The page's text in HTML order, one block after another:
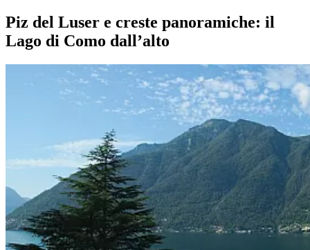
Piz del Luser e creste panoramiche: il
Lago di Como dall’alto